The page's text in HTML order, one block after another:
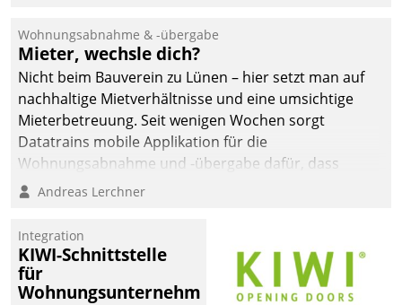
Wohnungsabnahme & -übergabe
Mieter, wechsle dich?
Nicht beim Bauverein zu Lünen – hier setzt man auf
nachhaltige Mietverhältnisse und eine umsichtige
Mieterbetreuung. Seit wenigen Wochen sorgt
Datatrains mobile Applikation für die
Wohnungsabnahme und -übergabe dafür, dass
Mieter wohlgeordnet kommen und, so es sein muss,
Andreas Lerchner
Integration
KIWI-Schnittstelle
für
Wohnungsunternehmen